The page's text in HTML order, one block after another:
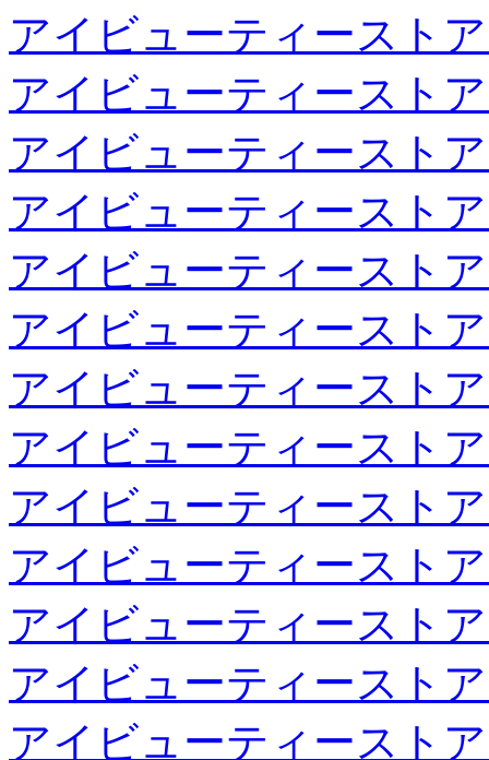
アイビューティースト
アイビューティースト
アイビューティースト
アイビューティースト
アイビューティースト
アイビューティースト
アイビューティースト
アイビューティースト
アイビューティースト
アイビューティースト
アイビューティースト
アイビューティースト
アイビューティースト